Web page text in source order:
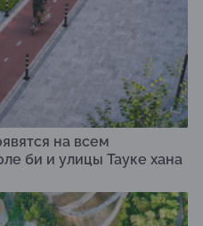
на всем
би и улицы Тауке хана